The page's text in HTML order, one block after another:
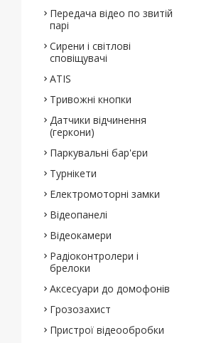
Передача відео по звитій
парі
Сирени і світлові
сповіщувачі
ATIS
Тривожні кнопки
Датчики відчинення
(геркони)
Паркувальні бар'єри
Турнікети
Електромоторні замки
Відеопанелі
Відеокамери
Радіоконтролери і
брелоки
Аксесуари до домофонів
Грозозахист
Пристрої відеообробки